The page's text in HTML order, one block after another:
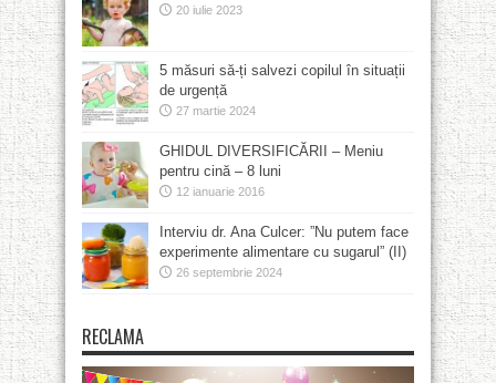
20 iulie 2023
5 măsuri să-ți salvezi copilul în situații
de urgență
27 martie 2024
GHIDUL DIVERSIFICĂRII – Meniu
pentru cină – 8 luni
12 ianuarie 2016
Interviu dr. Ana Culcer: ”Nu putem face
experimente alimentare cu sugarul” (II)
26 septembrie 2024
RECLAMA